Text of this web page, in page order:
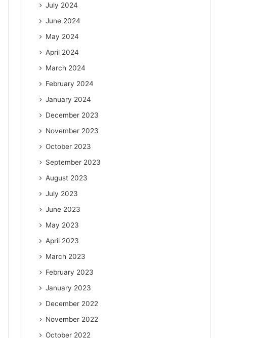
July 2024
June 2024
May 2024
April 2024
March 2024
February 2024
January 2024
December 2023
November 2023
October 2023
September 2023
August 2023
July 2023
June 2023
May 2023
April 2023
March 2023
February 2023
January 2023
December 2022
November 2022
October 2022